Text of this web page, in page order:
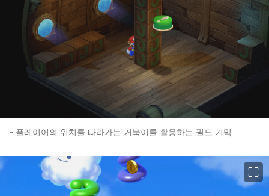
- 플레이어의 위치를 따라가는 거북이를 활용하는 필드 기믹